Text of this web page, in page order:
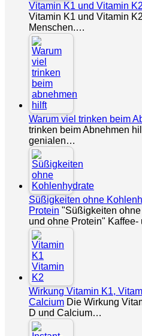
Vitamin K1 und Vitamin
Vitamin K1 und Vitamin
Menschen.…
Warum viel trinken beim
trinken beim Abnehmen
genialen…
Süßigkeiten ohne
Protein "Süßigkeiten
und ohne Protein"
Wirkung Vitamin K1,
Calcium Die Wirkung
D und Calcium…